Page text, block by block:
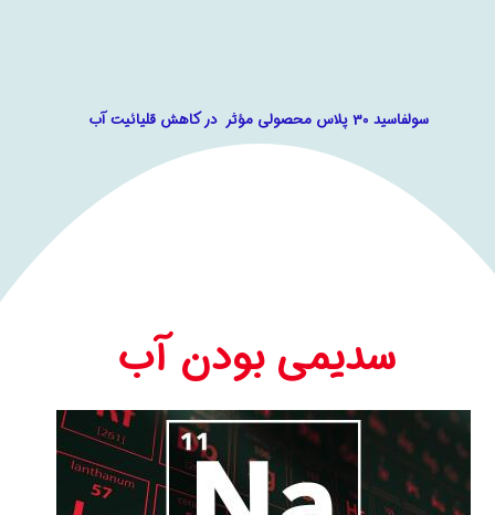
سولفاسید 30 پلاس محصولی مؤثر در کاهش قلیائیت آب
سدیمی بودن آب